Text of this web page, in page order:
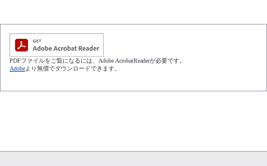
PDFファイルをご覧になるには、Adobe AcrobatReaderが必要です。
Adobeより無償でダウンロードできます。